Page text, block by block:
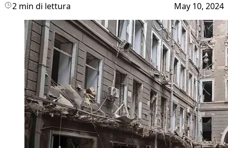
2 min di lettura May 10, 2024